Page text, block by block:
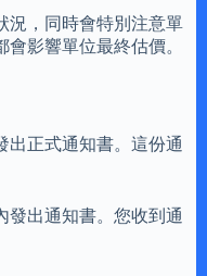
況，同時會特別注意單
影響單位最終估價。
出正式通知書。這份通
發出通知書。您收到通